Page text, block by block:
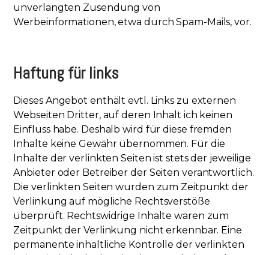
unverlangten Zusendung von
Werbeinformationen, etwa durch Spam-Mails, vor.
Haftung für links
Dieses Angebot enthält evtl. Links zu externen
Webseiten Dritter, auf deren Inhalt ich keinen
Einfluss habe. Deshalb wird für diese fremden
Inhalte keine Gewähr übernommen. Für die
Inhalte der verlinkten Seiten ist stets der jeweilige
Anbieter oder Betreiber der Seiten verantwortlich.
Die verlinkten Seiten wurden zum Zeitpunkt der
Verlinkung auf mögliche Rechtsverstöße
überprüft. Rechtswidrige Inhalte waren zum
Zeitpunkt der Verlinkung nicht erkennbar. Eine
permanente inhaltliche Kontrolle der verlinkten